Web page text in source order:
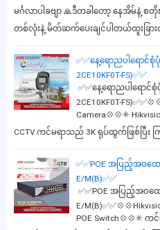
မင်္ဂလာပါခဗျာ 🙏ဒီတခါတော့ နေအိမ်
တစ်လုံးနဲ့ မိတ်ဆက်ပေးချင်ပါတယ်ထူးခြာ
✅✅နေ့ရောညပါရောင်
2CE10KF0T-FS)✅✅
✅✅နေ့ရောညပါရောင်
2CE10KF0T-
Camera💠💠✳️
CCTV ကင်မရာသည် 3K ရုပ်ထွက်ဖြစ်ပြီး
✅✅POE အပြည့်အဝထေ
E/M(B)✅✅
✅✅POE အပြည့်အဝထ
E/
POE Switch💠💠✳️